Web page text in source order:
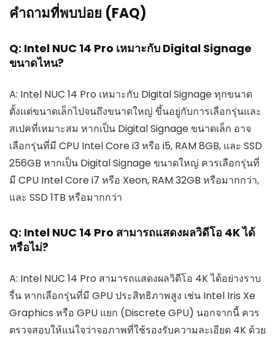
คำถามที่พบบ่อย (FAQ)
Q: Intel NUC 14 Pro เหมาะกับ Digital Signage
ขนาดไหน?
A: Intel NUC 14 Pro เหมาะกับ Digital Signage ทุกขนาด
ตั้งแต่ขนาดเล็กไปจนถึงขนาดใหญ่ ขึ้นอยู่กับการเลือกรุ่นและ
สเปคที่เหมาะสม หากเป็น Digital Signage ขนาดเล็ก อาจ
เลือกรุ่นที่มี CPU Intel Core i3 หรือ i5, RAM 8GB, และ SSD
256GB หากเป็น Digital Signage ขนาดใหญ่ ควรเลือกรุ่นที่
มี CPU Intel Core i7 หรือ Xeon, RAM 32GB หรือมากกว่า,
และ SSD 1TB หรือมากกว่า
Q: Intel NUC 14 Pro สามารถแสดงผลวิดีโอ 4K ได้
หรือไม่?
A: Intel NUC 14 Pro สามารถแสดงผลวิดีโอ 4K ได้อย่างราบ
รื่น หากเลือกรุ่นที่มี GPU ประสิทธิภาพสูง เช่น Intel Iris Xe
Graphics หรือ GPU แยก (Discrete GPU) นอกจากนี้ ควร
ตรวจสอบให้แน่ใจว่าจอภาพที่ใช้รองรับความละเอียด 4K ด้วย